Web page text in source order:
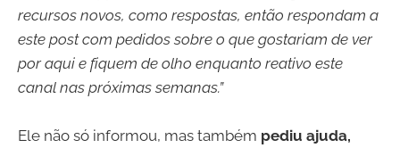
recursos novos, como respostas, então respondam a
este post com pedidos sobre o que gostariam de ver
por aqui e fiquem de olho enquanto reativo este
canal nas próximas semanas.”
Ele não só informou, mas também pediu ajuda,